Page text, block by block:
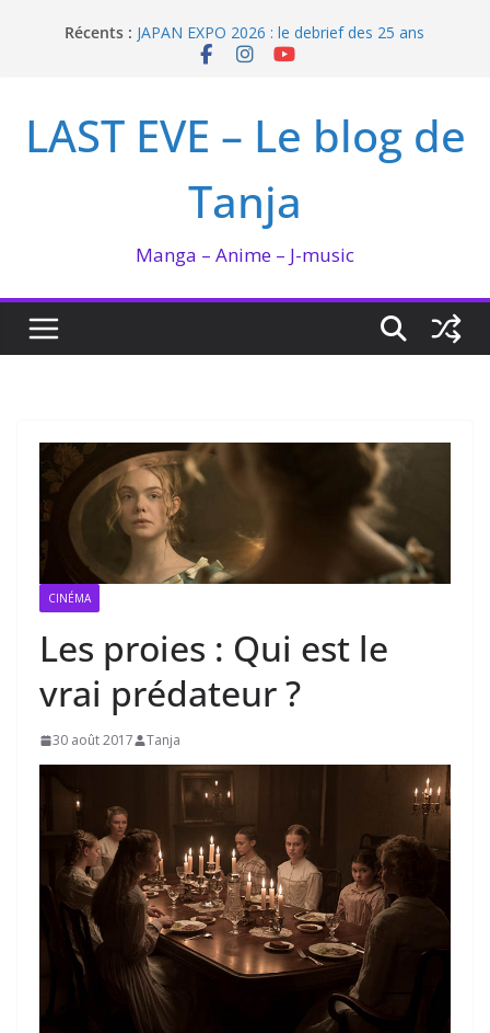
Récents : JAPAN EXPO 2026 : le debrief des 25 ans
Bilan lecture et visionnage de juillet 2026
Enomoto n’est pas un ange
LAST EVE – Le blog de
Tanja
Manga – Anime – J-music
CINÉMA
Les proies : Qui est le
vrai prédateur ?
30 août 2017 Tanja